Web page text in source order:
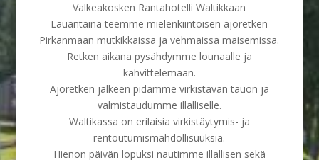
Valkeakosken Rantahotelli Waltikkaan
Lauantaina teemme mielenkiintoisen ajoretken
Pirkanmaan mutkikkaissa ja vehmaissa maisemissa.
Retken aikana pysähdymme lounaalle ja
kahvittelemaan.
Ajoretken jälkeen pidämme virkistävän tauon ja
valmistaudumme illalliselle.
Waltikassa on erilaisia virkistäytymis- ja
rentoutumismahdollisuuksia.
Hienon päivän lopuksi nautimme illallisen sekä